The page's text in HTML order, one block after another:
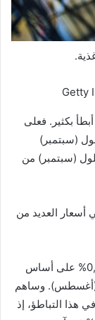
بكثير. فعلى
بنسبة 5,8% في أيلول (سبتمبر)
(أغسطس) وبـ11,4% في أيلول (سبتمبر) من
أسعار العديد من
وبالنسبة للسلع المعمّرة ارتفعت الأسعار بنسبة 0,4% على أساس
مقارنةً بـ1,4% في آب (أغسطس). وساهم
هذا التباطؤ، إذ